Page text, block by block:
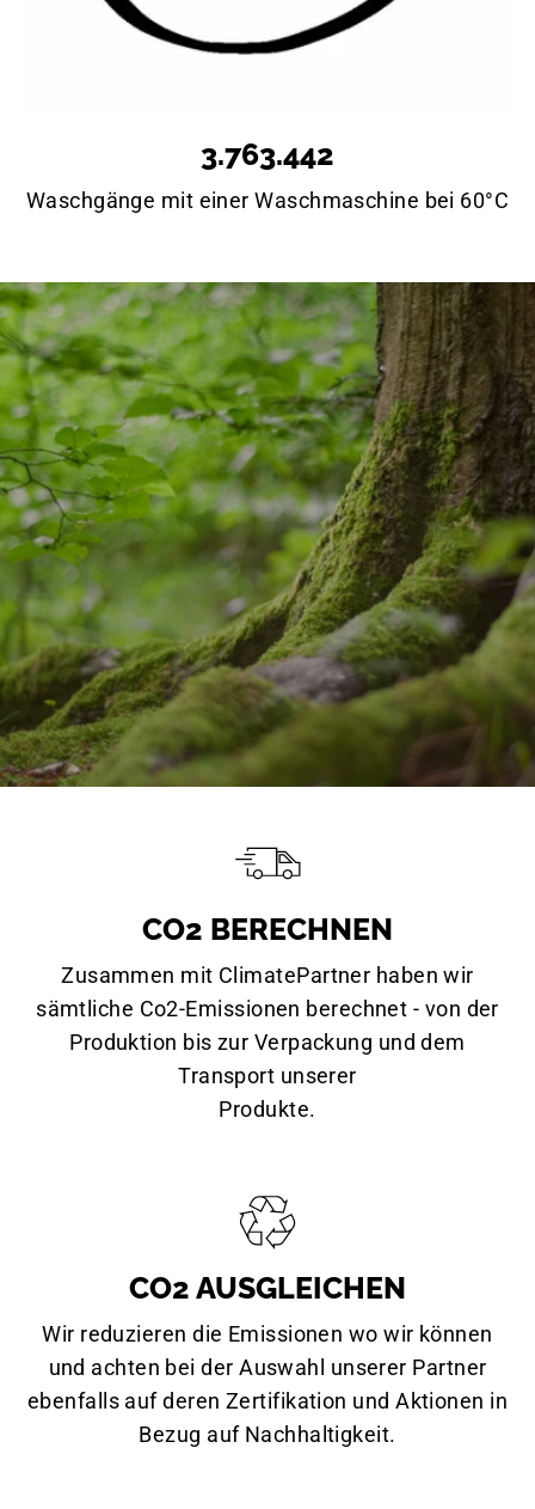
3.763.442
Waschgänge mit einer Waschmaschine bei 60°C
CO2 BERECHNEN
Zusammen mit ClimatePartner haben wir
sämtliche Co2-Emissionen berechnet - von der
Produktion bis zur Verpackung und dem
Transport unserer
Produkte.
CO2 AUSGLEICHEN
Wir reduzieren die Emissionen wo wir können
und achten bei der Auswahl unserer Partner
ebenfalls auf deren Zertifikation und Aktionen in
Bezug auf Nachhaltigkeit.